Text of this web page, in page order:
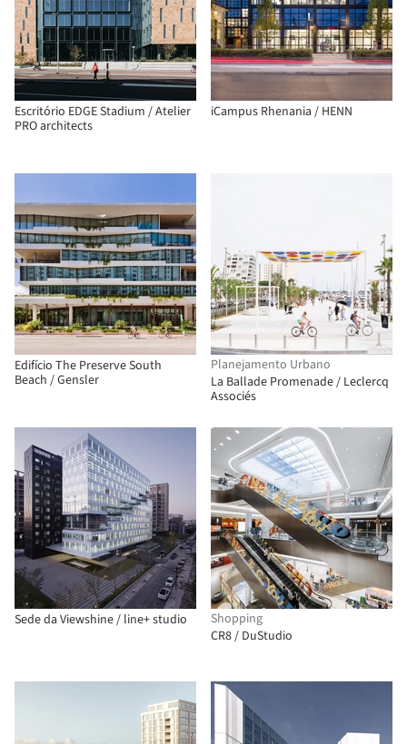
Escritório EDGE Stadium / Atelier
PRO architects
iCampus Rhenania / HENN
Edifício The Preserve South
Beach / Gensler
Planejamento Urbano
La Ballade Promenade / Leclercq
Associés
Sede da Viewshine / line+ studio
Shopping
CR8 / DuStudio